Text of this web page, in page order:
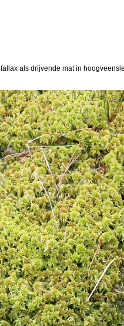
als drijvende mat in